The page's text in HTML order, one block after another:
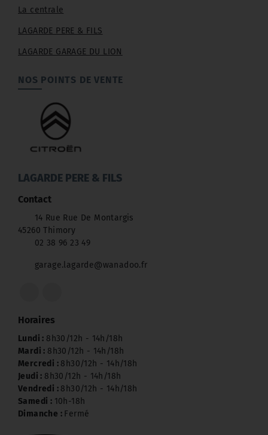
La centrale
LAGARDE PERE & FILS
LAGARDE GARAGE DU LION
NOS POINTS DE VENTE
LAGARDE PERE & FILS
Contact
14 Rue Rue De Montargis
45260 Thimory
02 38 96 23 49
garage.lagarde@wanadoo.fr
Horaires
Lundi : 8h30/12h - 14h/18h
Mardi : 8h30/12h - 14h/18h
Mercredi : 8h30/12h - 14h/18h
Jeudi : 8h30/12h - 14h/18h
Vendredi : 8h30/12h - 14h/18h
Samedi : 10h-18h
Dimanche : Fermé